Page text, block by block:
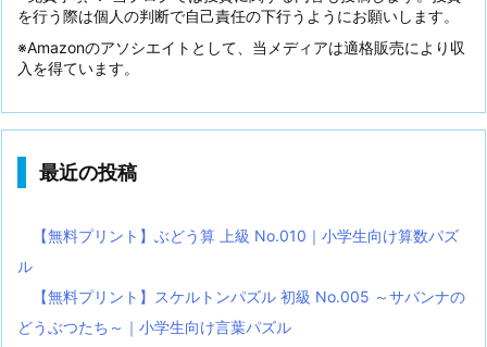
を行う際は個人の判断で自己責任の下行うようにお願いします。
※Amazonのアソシエイトとして、当メディアは適格販売により収
入を得ています。
最近の投稿
【無料プリント】ぶどう算 上級 No.010｜小学生向け算数パズ
ル
【無料プリント】スケルトンパズル 初級 No.005 ～サバンナの
どうぶつたち～｜小学生向け言葉パズル